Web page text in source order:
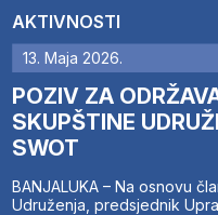
AKTIVNOSTI
13. Maja 2026.
POZIV ZA
SKUPŠTINE
SWOT
BANJALUKA – Na osnovu
Udruženja, predsjednik